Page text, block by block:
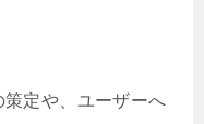
定や、ユーザーへ